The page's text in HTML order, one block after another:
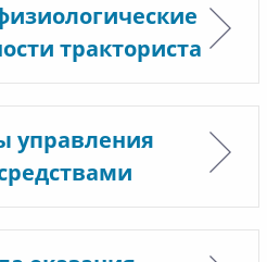
тракториста
управления